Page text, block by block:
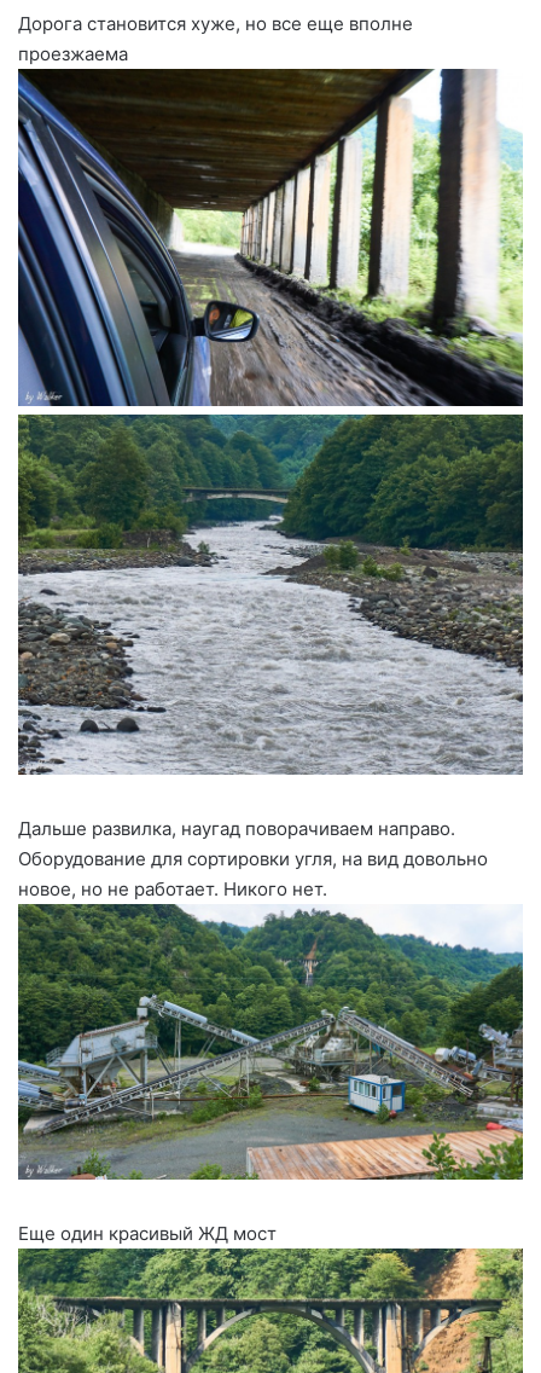
Дорога становится хуже, но все еще вполне
проезжаема
Дальше развилка, наугад поворачиваем направо.
Оборудование для сортировки угля, на вид довольно
новое, но не работает. Никого нет.
Еще один красивый ЖД мост